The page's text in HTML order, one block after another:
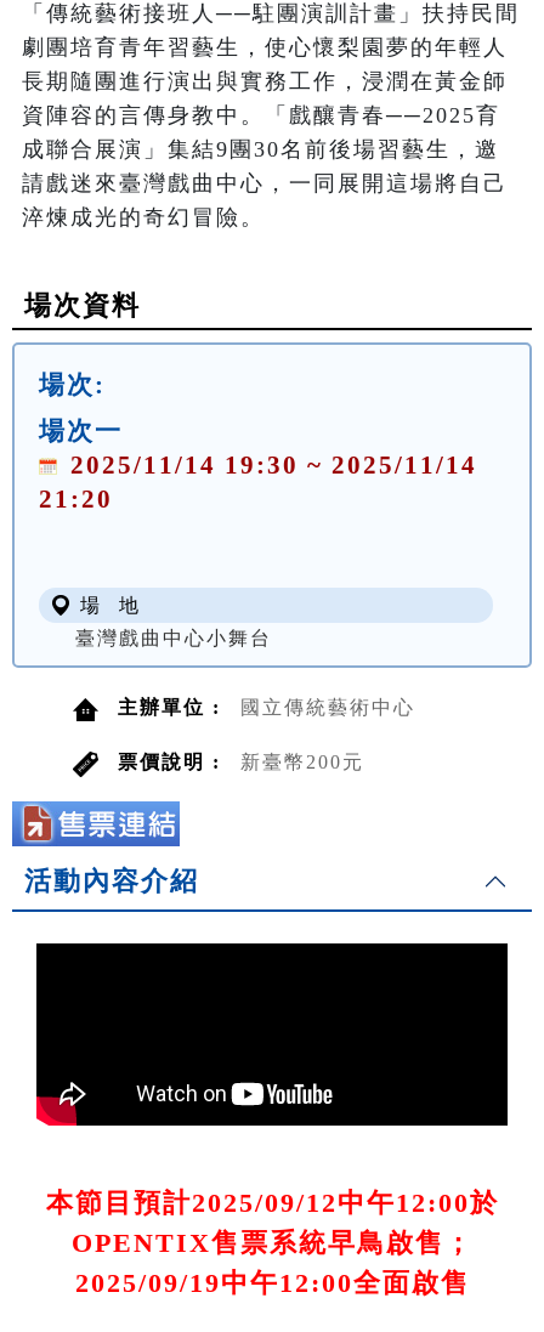
「傳統藝術接班人──駐團演訓計畫」扶持民間
劇團培育青年習藝生，使心懷梨園夢的年輕人
長期隨團進行演出與實務工作，浸潤在黃金師
資陣容的言傳身教中。「戲釀青春──2025育
成聯合展演」集結9團30名前後場習藝生，邀
請戲迷來臺灣戲曲中心，一同展開這場將自己
淬煉成光的奇幻冒險。
場次資料
場次:
場次一
2025/11/14 19:30 ~ 2025/11/14
21:20
場 地
臺灣戲曲中心小舞台
主辦單位 : 國立傳統藝術中心
票價說明 : 新臺幣200元
活動內容介紹
本節目預計2025/09/12中午12:00於
OPENTIX售票系統早鳥啟售；
2025/09/19中午12:00全面啟售